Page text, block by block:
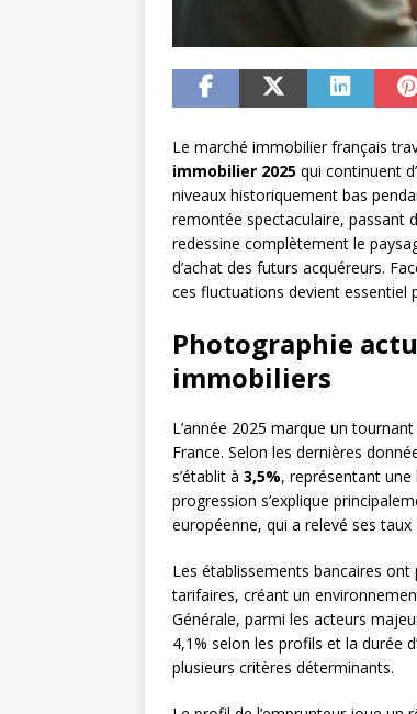
Le marché immobilier français
immobilier 2025 qui continuent
niveaux historiquement bas
remontée spectaculaire, passant
redessine complètement le
d’achat des futurs acquéreurs.
ces fluctuations devient essentiel
Photographie
immobiliers
L’année 2025 marque un
France. Selon les dernières
s’établit à 3,5%, représentant
progression s’explique
européenne, qui a relevé ses
Les établissements bancaires
tarifaires, créant un
Générale, parmi les acteurs
4,1% selon les profils et la durée
plusieurs critères déterminants.